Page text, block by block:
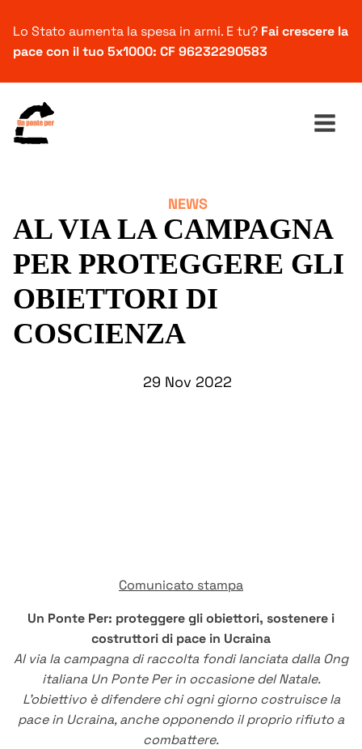
Lo Stato aumenta la spesa in armi. E tu? Fai crescere la
pace con il tuo 5x1000: CF 96232290583
per:
NEWS
AL VIA LA CAMPAGNA
PER PROTEGGERE GLI
OBIETTORI DI
COSCIENZA
29 Nov 2022
Comunicato stampa
Un Ponte Per: proteggere gli obiettori, sostenere i
costruttori di pace in Ucraina
Al via la campagna di raccolta fondi lanciata dalla Ong
italiana Un Ponte Per in occasione del Natale.
L’obiettivo è difendere chi ogni giorno costruisce la
pace in Ucraina, anche opponendo il proprio rifiuto a
combattere.